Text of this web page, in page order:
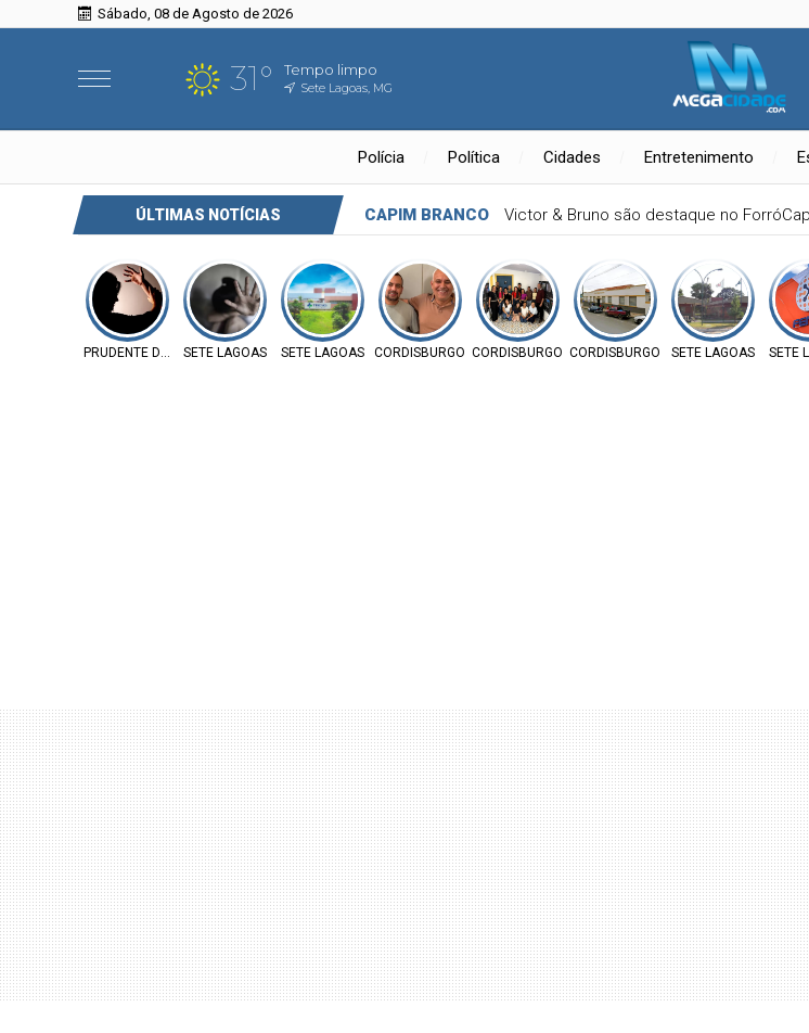
Sábado, 08 de Agosto de 2026
31° Tempo limpo
Sete Lagoas, MG
Polícia Política Cidades Entretenimento
ÚLTIMAS NOTÍCIAS CAPIM BRANCO Victor & Bruno são destaque no
PRUDENTE DE MORAISSETE LAGOAS SETE LAGOAS CORDISBURGO CORDISBURGO CORDISBURGO SETE LAGOAS SETE